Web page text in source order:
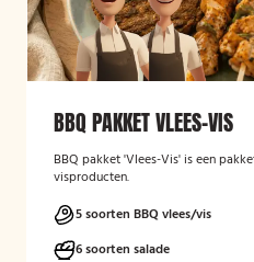
BBQ PAKKET VLEES-VIS
BBQ pakket 'Vlees-Vis' is een
visproducten.
5 soorten BBQ vlees/vis
6 soorten salade